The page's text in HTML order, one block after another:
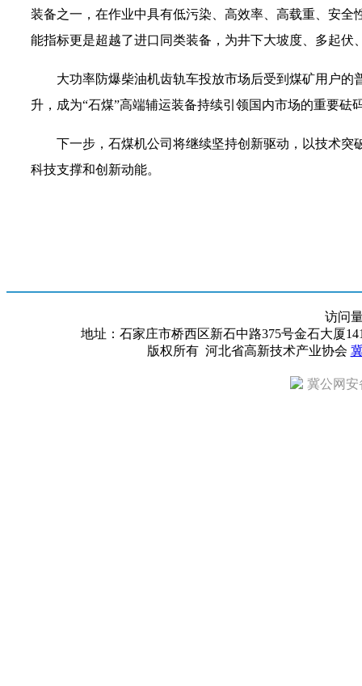
装备之一，在作业中具有低污染、高效率、高载重、安
能指标更是超越了进口同类装备，为井下大坡度、多起
大功率防爆柴油机齿轨车投放市场后受到煤矿用户
升，成为“石煤”高端辅运装备持续引领国内市场的重要
下一步，石煤机公司将继续坚持创新驱动，以技术
科技支撑和创新动能。
访问
地址：石家庄市桥西区新石中路375号金石大厦
版权所有 河北省高新技术产业协会
冀公网安